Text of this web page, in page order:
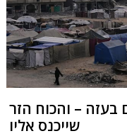
בעזה – והכוח הזר
שייכנס אליו